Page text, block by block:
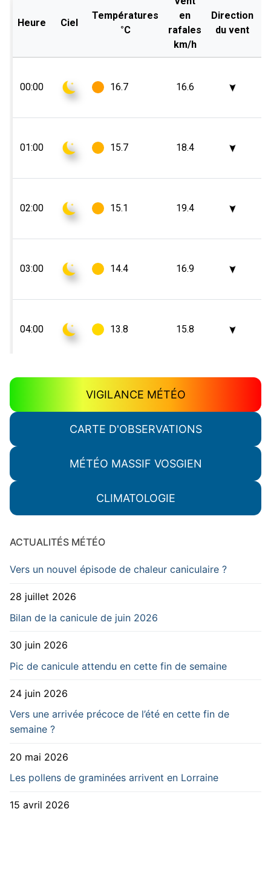
VIGILANCE MÉTÉO
CARTE D'OBSERVATIONS
MÉTÉO MASSIF VOSGIEN
CLIMATOLOGIE
ACTUALITÉS MÉTÉO
Vers un nouvel épisode de chaleur caniculaire ?
28 juillet 2026
Bilan de la canicule de juin 2026
30 juin 2026
Pic de canicule attendu en cette fin de semaine
24 juin 2026
Vers une arrivée précoce de l’été en cette fin de
semaine ?
20 mai 2026
Les pollens de graminées arrivent en Lorraine
15 avril 2026